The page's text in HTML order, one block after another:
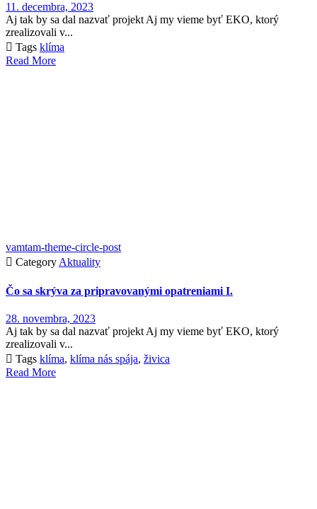
11. decembra, 2023
Aj tak by sa dal nazvať projekt Aj my vieme byť EKO, ktorý
zrealizovali v...
 Tags klíma
Read More
vamtam-theme-circle-post
 CategoryAktuality
Čo sa skrýva za pripravovanými opatreniami I.
28. novembra, 2023
Aj tak by sa dal nazvať projekt Aj my vieme byť EKO, ktorý
zrealizovali v...
 Tags klíma, klíma nás spája, živica
Read More